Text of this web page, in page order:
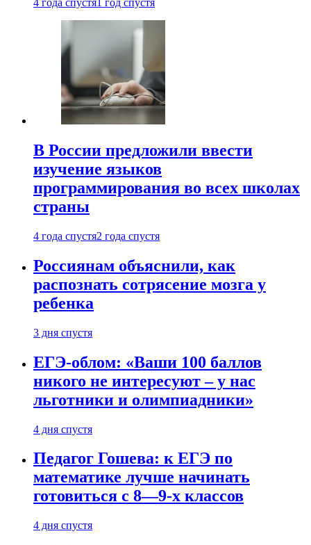
4 года спустя 1 год спустя
В России предложили ввести
изучение языков
программирования во всех школах
страны
4 года спустя2 года спустя
Россиянам объяснили, как
распознать сотрясение мозга у
ребенка
3 дня спустя
ЕГЭ-облом: «Ваши 100 баллов
никого не интересуют – у нас
льготники и олимпиадники»
4 дня спустя
Педагог Гошева: к ЕГЭ по
математике лучше начинать
готовиться с 8—9-х классов
4 дня спустя